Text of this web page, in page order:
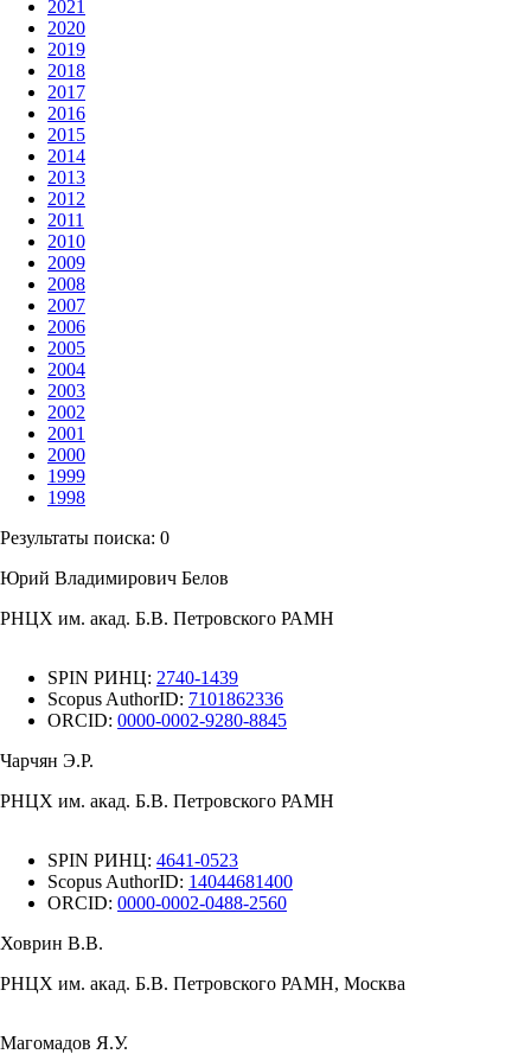
2021
2020
2019
2018
2017
2016
2015
2014
2013
2012
2011
2010
2009
2008
2007
2006
2005
2004
2003
2002
2001
2000
1999
1998
Результаты поиска: 0
Юрий Владимирович Белов
РНЦХ им. акад. Б.В. Петровского РАМН
SPIN РИНЦ: 2740-1439
Scopus AuthorID: 7101862336
ORCID: 0000-0002-9280-8845
Чарчян Э.Р.
РНЦХ им. акад. Б.В. Петровского РАМН
SPIN РИНЦ: 4641-0523
Scopus AuthorID: 14044681400
ORCID: 0000-0002-0488-2560
Ховрин В.В.
РНЦХ им. акад. Б.В. Петровского РАМН, Москва
Магомадов Я.У.